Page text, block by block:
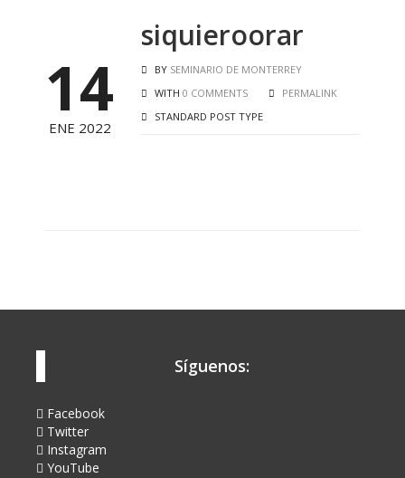
14
ENE 2022
siquieroorar
BY SEMINARIO DE MONTERREY
WITH 0 COMMENTS
PERMALINK
STANDARD POST TYPE
Síguenos:
Facebook
Twitter
Instagram
YouTube